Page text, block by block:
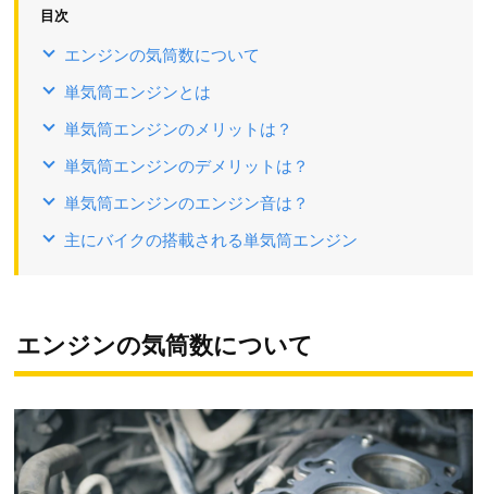
目次
エンジンの気筒数について
単気筒エンジンとは
単気筒エンジンのメリットは？
単気筒エンジンのデメリットは？
単気筒エンジンのエンジン音は？
主にバイクの搭載される単気筒エンジン
エンジンの気筒数について